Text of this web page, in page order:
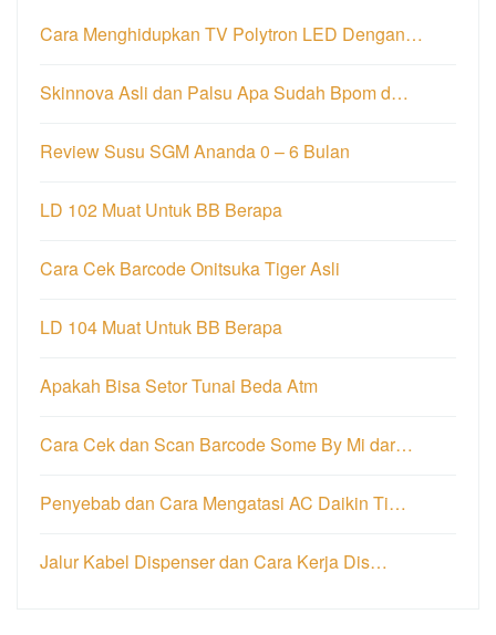
Cara Menghidupkan TV Polytron LED Dengan…
Skinnova Asli dan Palsu Apa Sudah Bpom d…
Review Susu SGM Ananda 0 – 6 Bulan
LD 102 Muat Untuk BB Berapa
Cara Cek Barcode Onitsuka Tiger Asli
LD 104 Muat Untuk BB Berapa
Apakah Bisa Setor Tunai Beda Atm
Cara Cek dan Scan Barcode Some By Mi dar…
Penyebab dan Cara Mengatasi AC Daikin Ti…
Jalur Kabel Dispenser dan Cara Kerja Dis…